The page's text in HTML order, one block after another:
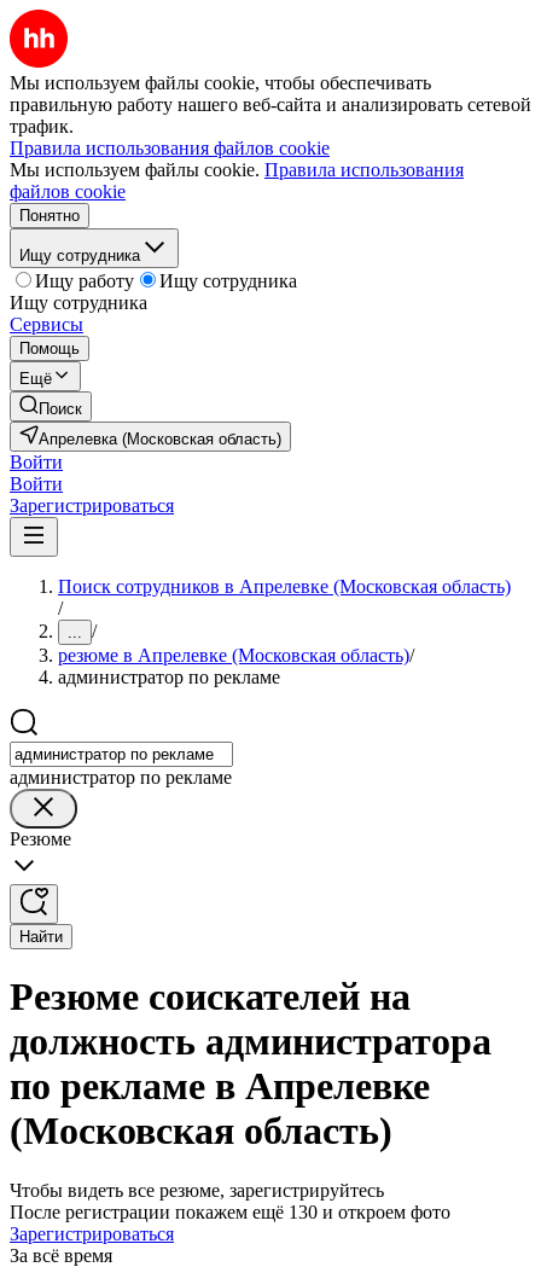
Мы используем файлы cookie, чтобы обеспечивать
правильную работу нашего веб-сайта и анализировать сетевой
трафик.
Правила использования файлов cookie
Мы используем файлы cookie. Правила использования
файлов cookie
Понятно
Ищу сотрудника
Ищу работу
Ищу сотрудника
Ищу сотрудника
Сервисы
Помощь
Ещё
Поиск
Апрелевка (Московская область)
Войти
Войти
Зарегистрироваться
Поиск сотрудников в Апрелевке (Московская область)
/
... /
резюме в Апрелевке (Московская область)/
администратор по рекламе
администратор по рекламе
Резюме
Найти
Резюме соискателей на
должность администратора
по рекламе в Апрелевке
(Московская область)
Чтобы видеть все резюме, зарегистрируйтесь
После регистрации покажем ещё 130 и откроем фото
Зарегистрироваться
За всё время